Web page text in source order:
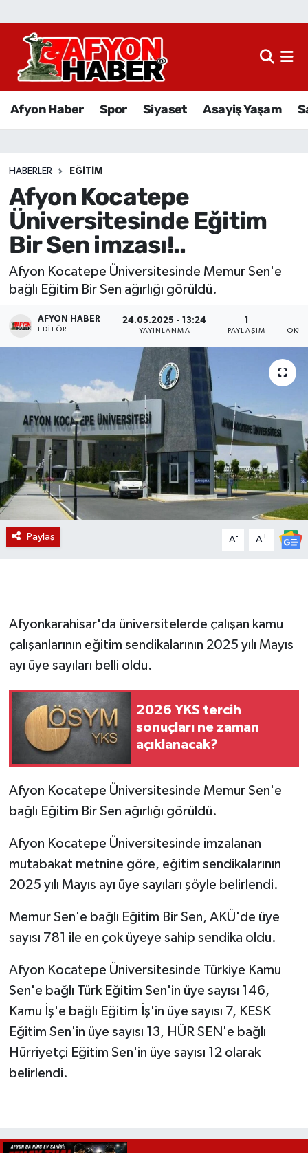
Afyon Haber Spor Siyaset Asayiş Yaşam
HABERLER EĞITIM
Afyon Kocatepe
Üniversitesinde Eğitim
Bir Sen imzası!..
Afyon Kocatepe Üniversitesinde Memur Sen'e
bağlı Eğitim Bir Sen ağırlığı görüldü.
AFYON HABER
EDITÖR
24.05.2025 - 13:24
YAYINLANMA PAYLAŞIM
Paylaş A- A+
Afyonkarahisar'da üniversitelerde çalışan kamu
çalışanlarının eğitim sendikalarının 2025 yılı Mayıs
ayı üye sayıları belli oldu.
2026 YKS tercih
sonuçları ne zaman
açıklanacak?
Afyon Kocatepe Üniversitesinde Memur Sen'e
bağlı Eğitim Bir Sen ağırlığı görüldü.
Afyon Kocatepe Üniversitesinde imzalanan
mutabakat metnine göre, eğitim sendikalarının
2025 yılı Mayıs ayı üye sayıları şöyle belirlendi.
Memur Sen'e bağlı Eğitim Bir Sen, AKÜ'de üye
sayısı 781 ile en çok üyeye sahip sendika oldu.
Afyon Kocatepe Üniversitesinde Türkiye Kamu
Sen'e bağlı Türk Eğitim Sen'in üye sayısı 146,
Kamu İş'e bağlı Eğitim İş'in üye sayısı 7, KESK
Eğitim Sen'in üye sayısı 13, HÜR SEN'e bağlı
Hürriyetçi Eğitim Sen'in üye sayısı 12 olarak
belirlendi.
Afyon Haber
Sağlık
Eğitim
Ekonomi
Magazin